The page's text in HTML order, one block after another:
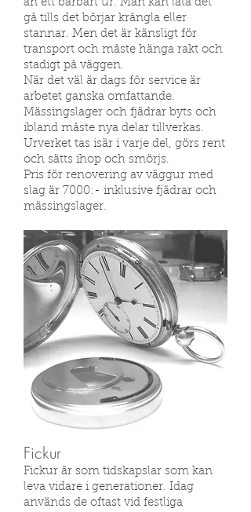
än ett bärbart ur. Man kan låta det
gå tills det börjar krångla eller
stannar. Men det är känsligt för
transport och måste hänga rakt och
stadigt på väggen.
När det väl är dags för service är
arbetet ganska omfattande.
Mässingslager och fjädrar byts och
ibland måste nya delar tillverkas.
Urverket tas isär i varje del, görs rent
och sätts ihop och smörjs.
Pris för renovering av väggur med
slag är 7000:- inklusive fjädrar och
mässingslager.
Fickur
Fickur är som tidskapslar som kan
leva vidare i generationer. Idag
används de oftast vid festliga